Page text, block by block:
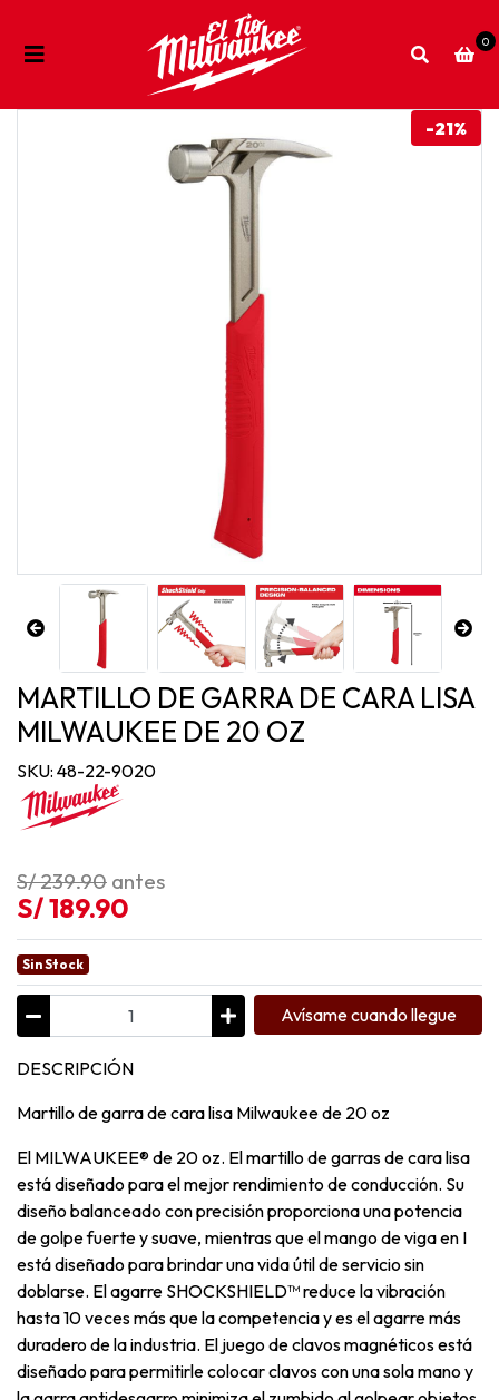
0
-21%
MARTILLO DE GARRA DE CARA LISA
MILWAUKEE DE 20 OZ
SKU: 48-22-9020
S/ 239.90 antes
S/ 189.90
Sin Stock
Avísame cuando llegue
DESCRIPCIÓN
Martillo de garra de cara lisa Milwaukee de 20 oz
El MILWAUKEE® de 20 oz. El martillo de garras de cara lisa
está diseñado para el mejor rendimiento de conducción. Su
diseño balanceado con precisión proporciona una potencia
de golpe fuerte y suave, mientras que el mango de viga en I
está diseñado para brindar una vida útil de servicio sin
doblarse. El agarre SHOCKSHIELD™ reduce la vibración
hasta 10 veces más que la competencia y es el agarre más
duradero de la industria. El juego de clavos magnéticos está
diseñado para permitirle colocar clavos con una sola mano y